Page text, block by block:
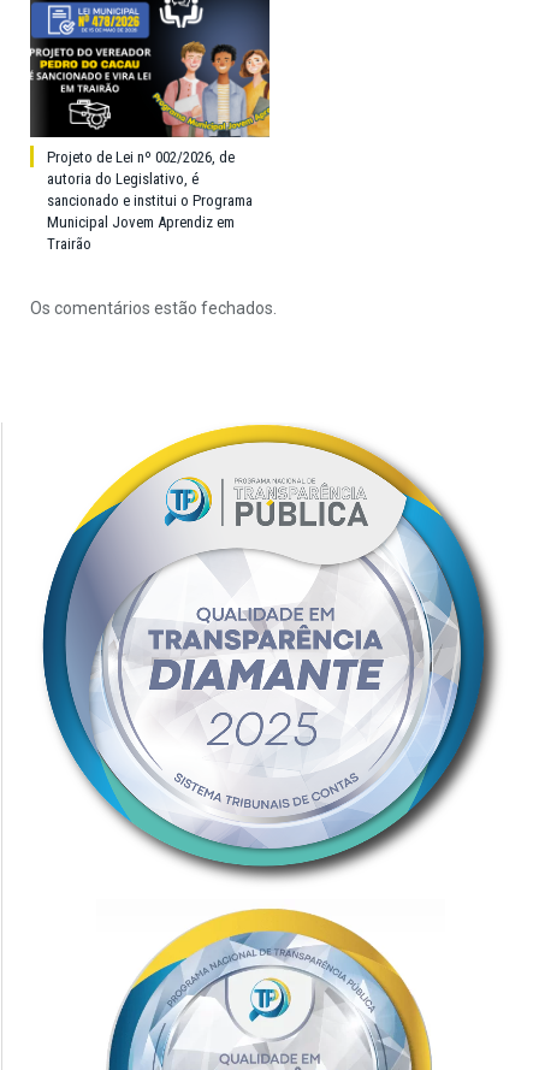
Projeto de Lei nº 002/2026, de
autoria do Legislativo, é
sancionado e institui o Programa
Municipal Jovem Aprendiz em
Trairão
Os comentários estão fechados.